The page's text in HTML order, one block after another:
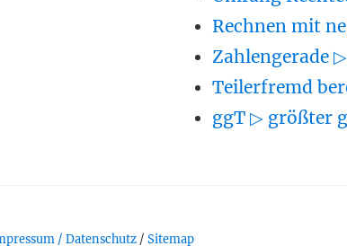
Rechnen mit
Zahlengerade
Teilerfremd
ggT ▷ größter
/ Datenschutz / Sitemap